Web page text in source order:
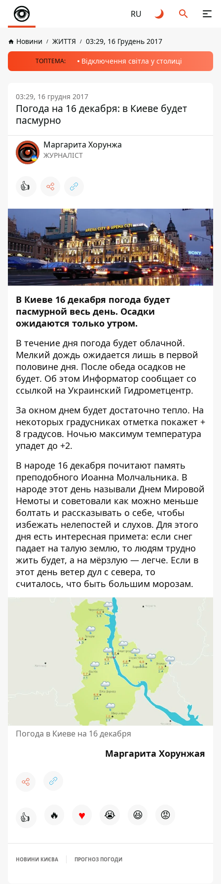
RU
Новини ЖИТТЯ 03:29, 16 Грудень 2017
ТОПТЕМА: Відключення світла у столиці
03:29, 16 грудня 2017
Погода на 16 декабря: в Киеве будет
пасмурно
Маргарита Хорунжа
ЖУРНАЛІСТ
👍
В Киеве 16 декабря погода будет
пасмурной весь день. Осадки
ожидаются только утром.
В течение дня погода будет облачной.
Мелкий дождь ожидается лишь в первой
половине дня. После обеда осадков не
будет. Об этом Информатор сообщает со
ссылкой на Украинский Гидрометцентр.
За окном днем будет достаточно тепло. На
некоторых градусниках отметка покажет +
8 градусов. Ночью максимум температура
упадет до +2.
В народе 16 декабря почитают память
преподобного Иоанна Молчальника. В
народе этот день называли Днем Мировой
Немоты и советовали как можно меньше
болтать и рассказывать о себе, чтобы
избежать нелепостей и слухов. Для этого
дня есть интересная примета: если снег
падает на талую землю, то людям трудно
жить будет, а на мёрзлую — легче. Если в
этот день ветер дул с севера, то
считалось, что быть большим морозам.
Погода в Киеве на 16 декабря
Маргарита Хорунжая
👍 🔥 ♥ 😭 😆 😡
НОВИНИ КИЄВА ПРОГНОЗ ПОГОДИ